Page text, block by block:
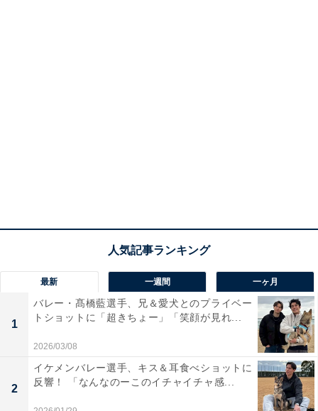
最新 一週間 一ヶ月
1
バレー・髙橋藍選手、兄＆愛犬とのプライベー
トショットに「超きちょー」「笑顔が見れ...
2026/03/08
2
イケメンバレー選手、キス＆耳食べショットに
反響！ 「なんなのーこのイチャイチャ感...